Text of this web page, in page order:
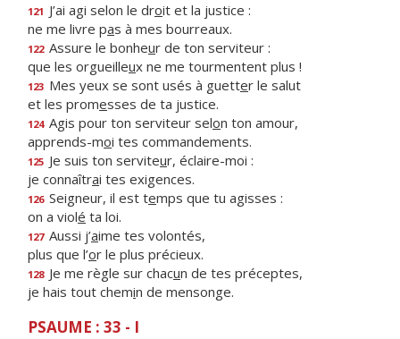
121 J’ai agi selon le droit et la justice :
ne me livre pas à mes bourreaux.
122 Assure le bonheur de ton serviteur :
que les orgueilleux ne me tourmentent plus !
123 Mes yeux se sont usés à guetter le salut
et les promesses de ta justice.
124 Agis pour ton serviteur selon ton amour,
apprends-moi tes commandements.
125 Je suis ton serviteur, éclaire-moi :
je connaîtrai tes exigences.
126 Seigneur, il est temps que tu agisses :
on a violé ta loi.
127 Aussi j’aime tes volontés,
plus que l’or le plus précieux.
128 Je me règle sur chacun de tes préceptes,
je hais tout chemin de mensonge.
PSAUME : 33 - I